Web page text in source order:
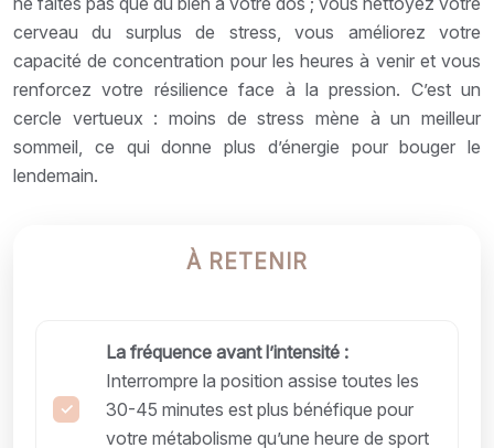
cerveau du surplus de stress, vous améliorez votre
capacité de concentration pour les heures à venir et vous
renforcez votre résilience face à la pression. C’est un
cercle vertueux : moins de stress mène à un meilleur
sommeil, ce qui donne plus d’énergie pour bouger le
lendemain.
À RETENIR
La fréquence avant l’intensité :
Interrompre la position assise toutes les
30-45 minutes est plus bénéfique pour
votre métabolisme qu’une heure de sport